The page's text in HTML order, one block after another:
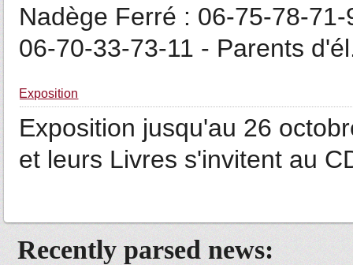
Nadège Ferré : 06-75-78-
06-70-33-73-11 - Parents
Exposition
Exposition jusqu'au 26
et leurs Livres s'invitent au
Recently parsed news: